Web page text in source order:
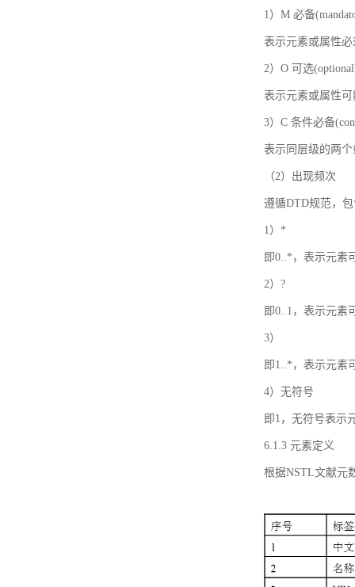
1）M 必备
表示元素或属性
2）O 可选
表示元素或属性
3）C 条件必备
表示同层级的两
（2）出现频次
遵循DTD规范，
1）*
即0..*，表示元素
2）?
即0..1，表示元素
3）
即1..*，表示元素
4）无符号
即1，无符号表示
6.1.3 元素定义
根据NSTL文献元